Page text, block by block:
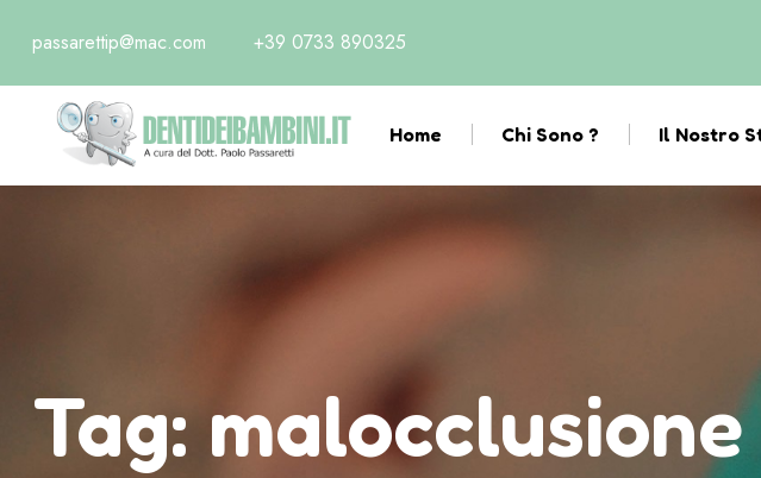
passarettip@mac.com +39 0733 890325
Home Chi Sono ? Il Nostro
Tag: